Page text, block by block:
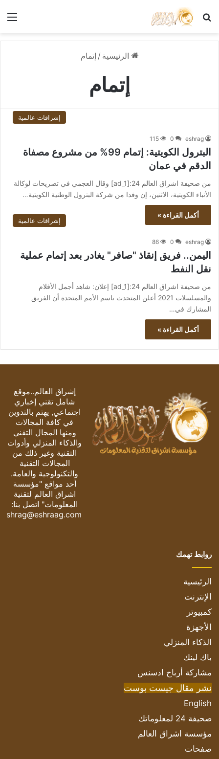
بحث عن
الرئيسية / إتمام
إتمام
إشراقات عالمية
eshrag
0
115
البترول الكويتية: إتمام 99% من مشروع مصفاة
الدقم في عمان
من صحيفة اشراق العالم 24:[ad_1] وقال العجمي في تصريحات لوكالة
الأنباء الكويتية، الاثنين، إن وفدا من شركة البترول الوطنية الكويتية…
أكمل القراءة »
إشراقات عالمية
eshrag
0
86
اليمن.. فريق إنقاذ "صافر" يغادر بعد إتمام عملية
نقل النفط
من صحيفة اشراق العالم 24:[ad_1] إعلان: شاهد أجمل الأفلام
والمسلسلات 2021 أعلن المتحدث باسم الأمم المتحدة أن الفريق
المشارك في…
أكمل القراءة »
إشراق العالم..موقع
شامل تقني إخباري
اجتماعي, يهتم بالتدوين
في كافة المجالات
ومنها المجال التقني
والذكاء المنزلي وأدوات
التقنية وغير ذلك من
المجالات التقنية
والتكنولوجية والعامة.
أحد مواقع "مؤسسة
اشراق العالم لتقنية
المعلومات" اتصل بنا:
eshrag@eshraag.com
روابط تهمك
الرئيسية
الإنترنت
كمبيوتر
الأجهزة
الذكاء المنزلي
باك لينك
مشاركة أرباح ادسنس
نشر مقال جيست بوست
English
صحيفة 24 لمعلوماتك
مؤسسة اشراق العالم
صفحات